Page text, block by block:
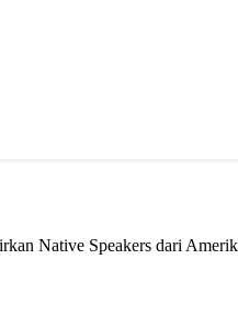
Native Speakers dari